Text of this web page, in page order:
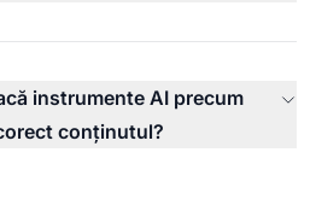
instrumente AI precum
conținutul?